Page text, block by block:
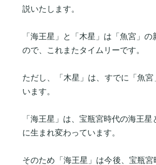
説いたします。
「海王星」と「木星」は「魚宮」
ので、これまたタイムリーです。
ただし、「木星」は、すでに「魚宮
います。
「海王星」は、宝瓶宮時代の海王
に生まれ変わっています。
そのため「海王星」は今後、宝瓶